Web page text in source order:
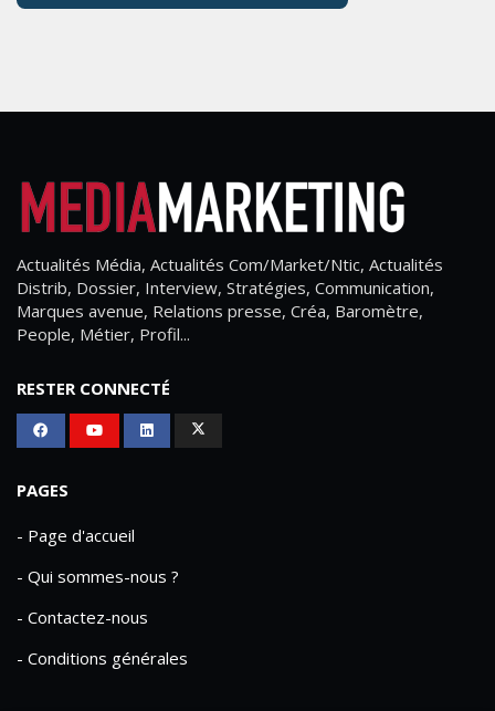
Actualités Média, Actualités Com/Market/Ntic, Actualités
Distrib, Dossier, Interview, Stratégies, Communication,
Marques avenue, Relations presse, Créa, Baromètre,
People, Métier, Profil...
RESTER CONNECTÉ
PAGES
- Page d'accueil
- Qui sommes-nous ?
- Contactez-nous
- Conditions générales